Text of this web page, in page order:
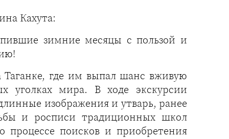
Кахута:
зимние месяцы с пользой и
Таганке, где им выпал шанс вживую
уголках мира. В ходе экскурсии
изображения и утварь, ранее
и росписи традиционных школ
поисков и приобретения